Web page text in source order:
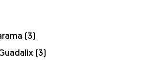
(3)
(3)